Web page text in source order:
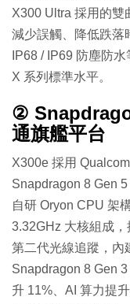
X300 Ultra 採用的雙
減少誤觸、降低跌落
IP68 / IP69 防塵防
X 系列標準水平。
②
通旗艦平台
X300e 採用
Snapdragon 8 Gen
自研 Oryon CPU 架
3.32GHz 大核組成
第二代光線追蹤，內
Snapdragon 8 Gen
升 11%、AI 算力提